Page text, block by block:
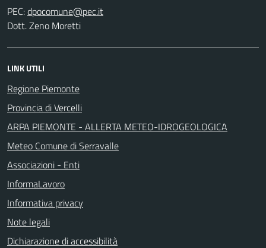
PEC:
Dott. Zeno Moretti
LINK UTILI
Regione Piemonte
Provincia di Vercelli
ARPA PIEMONTE - ALLERTA METEO-IDROGEOLOGICA
Meteo Comune di Serravalle
Associazioni - Enti
InformaLavoro
Informativa privacy
Note legali
Dichiarazione di accessibilità